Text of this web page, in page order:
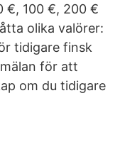
€, 100 €, 200 €
olika valörer:
tidigare finsk
för att
om du tidigare